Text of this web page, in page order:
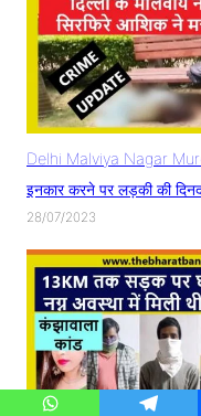
Delhi Malviya Nagar
इनकार करने पर लड़की की
28/07/2023